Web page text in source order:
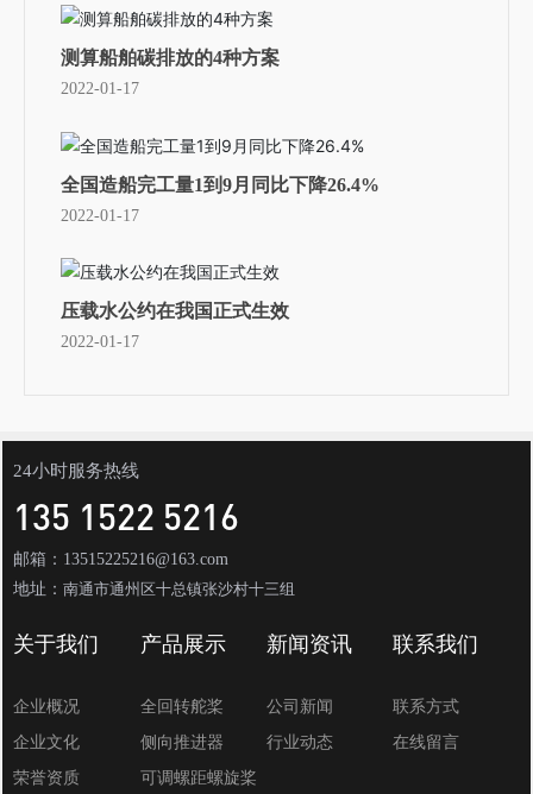
测算船舶碳排放的4种方案
2022-01-17
全国造船完工量1到9月同比下降26.4%
2022-01-17
压载水公约在我国正式生效
2022-01-17
24小时服务热线
135 1522 5216
邮箱：13515225216@163.com
地址：南通市通州区十总镇张沙村十三组
关于我们
企业概况
企业文化
荣誉资质
产品展示
全回转舵桨
侧向推进器
可调螺距螺旋桨
新闻资讯
公司新闻
行业动态
联系我们
联系方式
在线留言